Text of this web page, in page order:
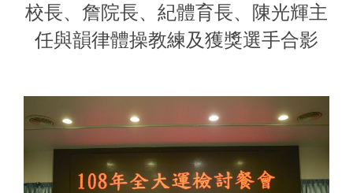
校長、詹院長、紀體育長、陳光輝主
任與韻律體操教練及獲獎選手合影